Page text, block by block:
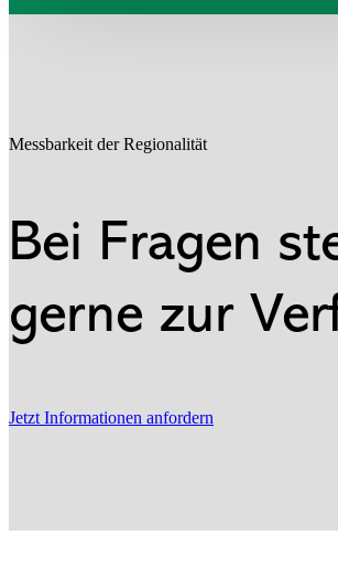
Messbarkeit der Regionalität
Bei Fragen
gerne zur
Jetzt Informationen anfordern